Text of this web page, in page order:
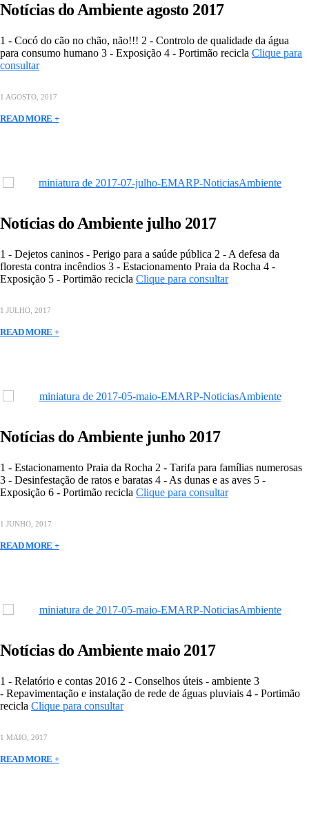
Notícias do Ambiente agosto 2017
1 - Cocó do cão no chão, não!!! 2 - Controlo de qualidade da água
para consumo humano 3 - Exposição 4 - Portimão recicla Clique para
consultar
1 AGOSTO, 2017
READ MORE +
Notícias do Ambiente julho 2017
1 - Dejetos caninos - Perigo para a saúde pública 2 - A defesa da
floresta contra incêndios 3 - Estacionamento Praia da Rocha 4 -
Exposição 5 - Portimão recicla Clique para consultar
1 JULHO, 2017
READ MORE +
Notícias do Ambiente junho 2017
1 - Estacionamento Praia da Rocha 2 - Tarifa para famílias numerosas
3 - Desinfestação de ratos e baratas 4 - As dunas e as aves 5 -
Exposição 6 - Portimão recicla Clique para consultar
1 JUNHO, 2017
READ MORE +
Notícias do Ambiente maio 2017
1 - Relatório e contas 2016 2 - Conselhos úteis - ambiente 3
- Repavimentação e instalação de rede de águas pluviais 4 - Portimão
recicla Clique para consultar
1 MAIO, 2017
READ MORE +